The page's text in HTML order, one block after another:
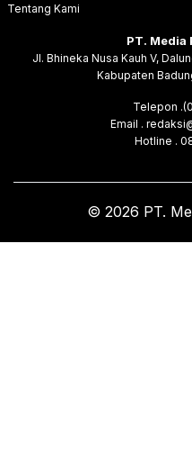
Tentang Kami
PT. Media
Jl. Bhineka Nusa Kauh V,
Kabupaten
Telepon
Email .
Hotline .
© 2026 PT.